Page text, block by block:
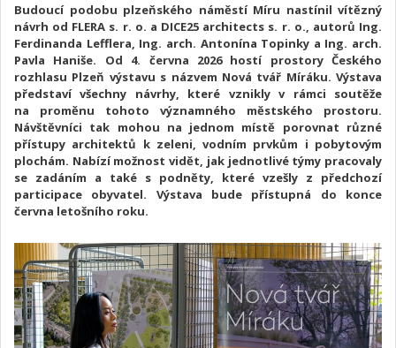
Budoucí podobu plzeňského náměstí Míru nastínil vítězný
návrh od FLERA s. r. o. a DICE25 architects s. r. o., autorů Ing.
Ferdinanda Lefflera, Ing. arch. Antonína Topinky a Ing. arch.
Pavla Haniše. Od 4. června 2026 hostí prostory Českého
rozhlasu Plzeň výstavu s názvem Nová tvář Míráku. Výstava
představí všechny návrhy, které vznikly v rámci soutěže
na proměnu tohoto významného městského prostoru.
Návštěvníci tak mohou na jednom místě porovnat různé
přístupy architektů k zeleni, vodním prvkům i pobytovým
plochám. Nabízí možnost vidět, jak jednotlivé týmy pracovaly
se zadáním a také s podněty, které vzešly z předchozí
participace obyvatel. Výstava bude přístupná do konce
června letošního roku.